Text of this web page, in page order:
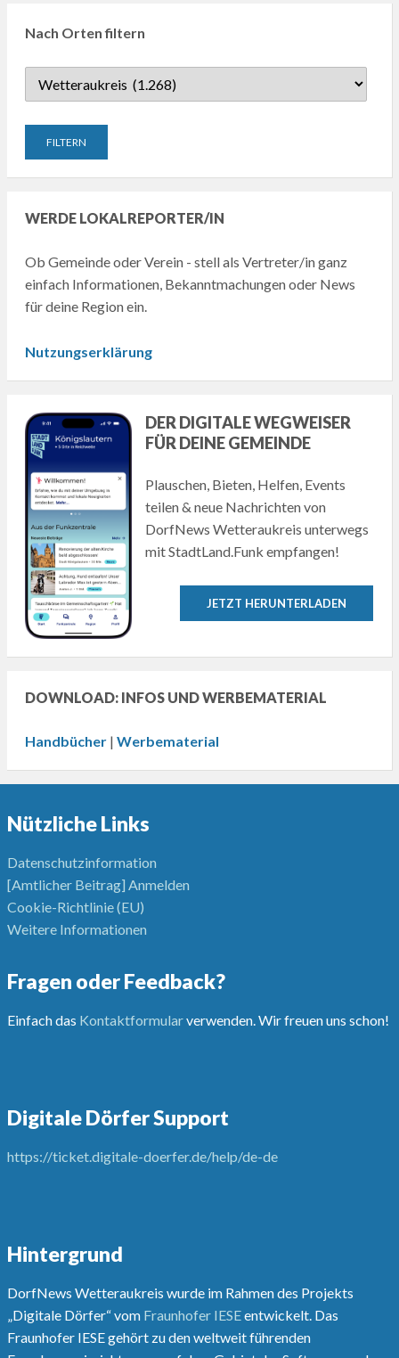
Nach Orten filtern
WERDE LOKALREPORTER/IN
Ob Gemeinde oder Verein - stell als Vertreter/in ganz
einfach Informationen, Bekanntmachungen oder News
für deine Region ein.
Nutzungserklärung
DER DIGITALE WEGWEISER
FÜR DEINE GEMEINDE
Plauschen, Bieten, Helfen, Events
teilen & neue Nachrichten von
DorfNews Wetteraukreis unterwegs
mit StadtLand.Funk empfangen!
JETZT HERUNTERLADEN
DOWNLOAD: INFOS UND WERBEMATERIAL
Handbücher| Werbematerial
Nützliche Links
Datenschutzinformation
[Amtlicher Beitrag] Anmelden
Cookie-Richtlinie (EU)
Weitere Informationen
Fragen oder Feedback?
Einfach das Kontaktformularverwenden. Wir freuen uns schon!
Digitale Dörfer Support
https://ticket.digitale-doerfer.de/help/de-de
Hintergrund
DorfNews Wetteraukreis wurde im Rahmen des Projekts
„Digitale Dörfer“ vom Fraunhofer IESEentwickelt. Das
Fraunhofer IESE gehört zu den weltweit führenden